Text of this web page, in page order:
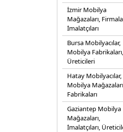
İzmir Mobilya
Mağazaları,
İmalatçıları
Bursa Mobilyacılar,
Mobilya Fabrikaları,
Üreticileri
Hatay Mobilyacılar,
Mobilya
Fabrikaları
Gaziantep Mobilya
Mağazaları,
İmalatçıları,